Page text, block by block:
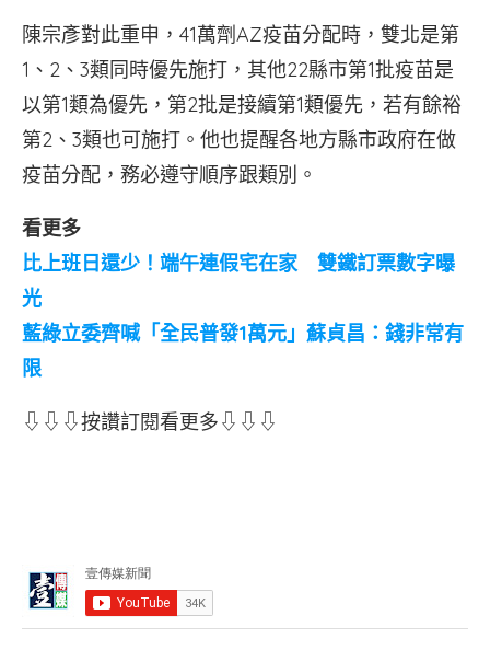
陳宗彥對此重申，41萬劑AZ疫苗分配時，雙北是第
1、2、3類同時優先施打，其他22縣市第1批疫苗是
以第1類為優先，第2批是接續第1類優先，若有餘裕
第2、3類也可施打。他也提醒各地方縣市政府在做
疫苗分配，務必遵守順序跟類別。
看更多
比上班日還少！端午連假宅在家 雙鐵訂票數字曝
光
藍綠立委齊喊「全民普發1萬元」蘇貞昌：錢非常有
限
⇩⇩⇩按讚訂閱看更多⇩⇩⇩